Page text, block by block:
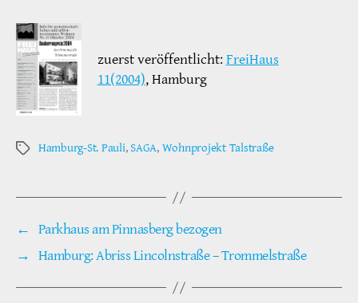
zuerst veröffentlicht:FreiHaus
11(2004), Hamburg
Schlagwörter
Hamburg-St. Pauli,SAGA, Wohnprojekt Talstraße
← Parkhaus am Pinnasberg bezogen
→ Hamburg: Abriss Lincolnstraße – Trommelstraße